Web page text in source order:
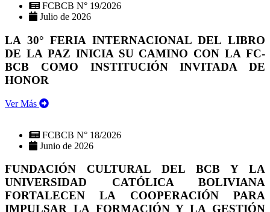
FCBCB N° 19/2026
Julio de 2026
LA 30° FERIA INTERNACIONAL DEL LIBRO
DE LA PAZ INICIA SU CAMINO CON LA FC-
BCB COMO INSTITUCIÓN INVITADA DE
HONOR
Ver Más
FCBCB N° 18/2026
Junio de 2026
FUNDACIÓN CULTURAL DEL BCB Y LA
UNIVERSIDAD CATÓLICA BOLIVIANA
FORTALECEN LA COOPERACIÓN PARA
IMPULSAR LA FORMACIÓN Y LA GESTIÓN